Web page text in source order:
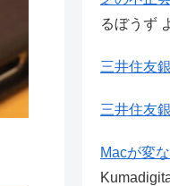
るぼうず
三井住友
三井住友
Macが変